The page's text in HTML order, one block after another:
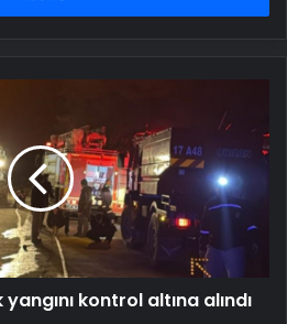
kontrol altına alındı